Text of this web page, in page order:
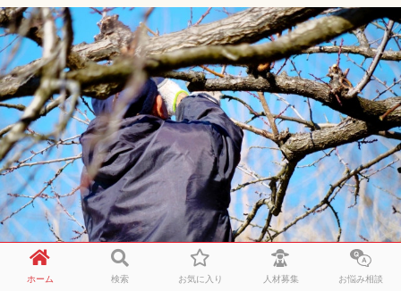
ホーム 検索 お気に入り 人材募集 お悩み相談